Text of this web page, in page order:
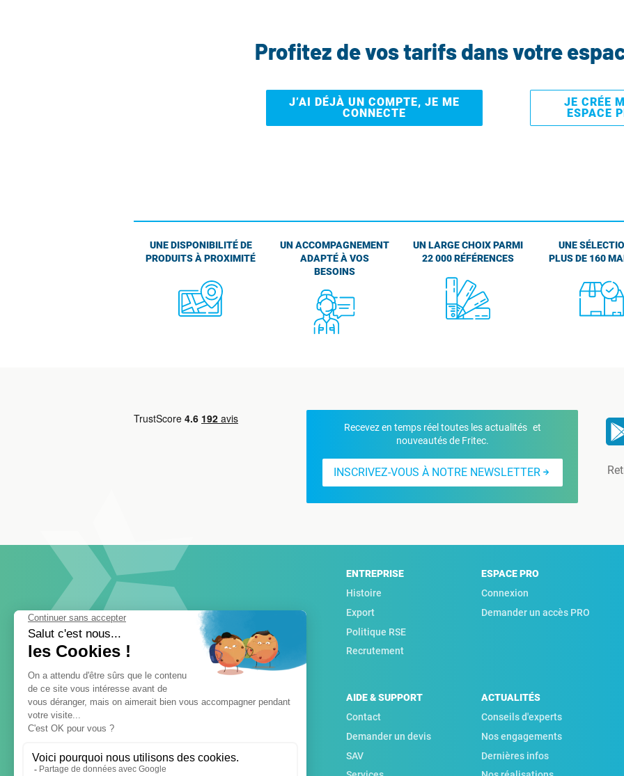
Profitez de vos tarifs dans votre
J’AI DÉJÀ UN COMPTE, JE ME
CONNECTE
JE CRÉE
ESPACE
UNE DISPONIBILITÉ DE
PRODUITS À PROXIMITÉ
UN ACCOMPAGNEMENT
ADAPTÉ À VOS
BESOINS
UN LARGE CHOIX PARMI
22 000 RÉFÉRENCES
UNE
PLUS DE 160
Recevez en temps réel toutes les actualités et
nouveautés de Fritec.
INSCRIVEZ-VOUS À NOTRE NEWSLETTER
ENTREPRISE
Histoire
Export
Politique RSE
Recrutement
ESPACE PRO
Connexion
Demander un accès PRO
AIDE & SUPPORT
Contact
Demander un devis
SAV
ACTUALITÉS
Conseils d'experts
Nos engagements
Dernières infos